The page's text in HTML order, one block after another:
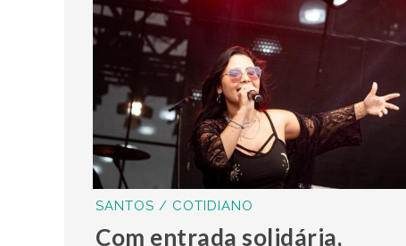
SANTOS / COTIDIANO
Com entrada solidária,